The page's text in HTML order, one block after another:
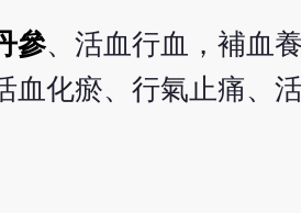
參、活血行血，補血
化瘀、行氣止痛、